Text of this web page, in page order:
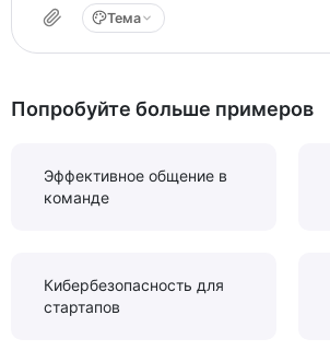
Тема
Попробуйте больше примеров
Эффективное общение в
команде
Кибербезопасность для
стартапов